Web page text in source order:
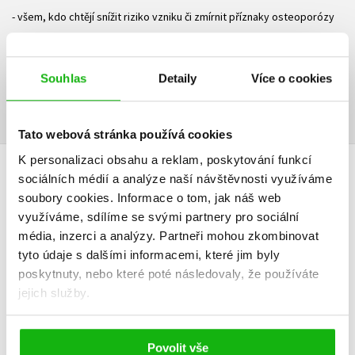
Souhlas Detaily Více o cookies
Tato webová stránka používá cookies
K personalizaci obsahu a reklam, poskytování funkcí
sociálních médií a analýze naší návštěvnosti využíváme
soubory cookies. Informace o tom, jak náš web
využíváme, sdílíme se svými partnery pro sociální
média, inzerci a analýzy. Partneři mohou zkombinovat
tyto údaje s dalšími informacemi, které jim byly
poskytnuty, nebo které poté následovaly, že používáte
jejich služby.
Povolit vše
- všem, kdo chtějí snížit riziko vzniku či zmírnit příznaky osteoporózy
HODNOCENÍ ČTENÁŘŮ
V současné době nejsou vytvořena žádná uživatelská hodnocení.
Vaše hodnocení
Uživatelskou recenzi mohou vkládat pouze registrovaní uživatelé
Přihlásit